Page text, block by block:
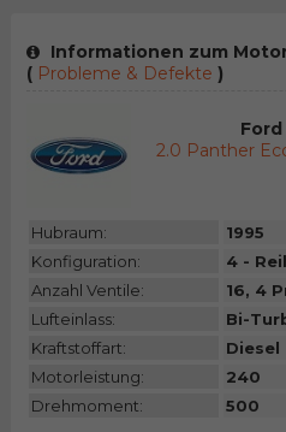
Informationen zum
(Probleme & Defekte )
Ford
2.0 Panther
Hubraum: 1995
Konfiguration:
4 -
Anzahl Ventile:
16, 4
Lufteinlass:
Bi-
Kraftstoffart:
Diesel
Motorleistung:
240
Drehmoment:
500